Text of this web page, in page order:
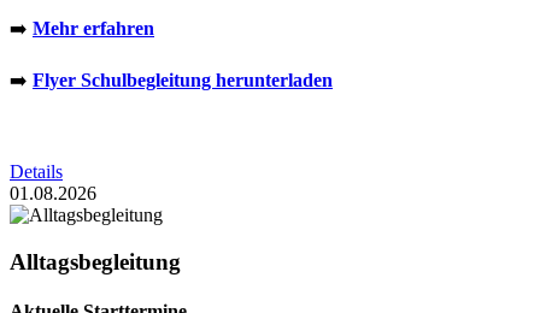
➡️ Mehr erfahren
➡️ Flyer Schulbegleitung herunterladen
Details
01.08.2026
Alltagsbegleitung